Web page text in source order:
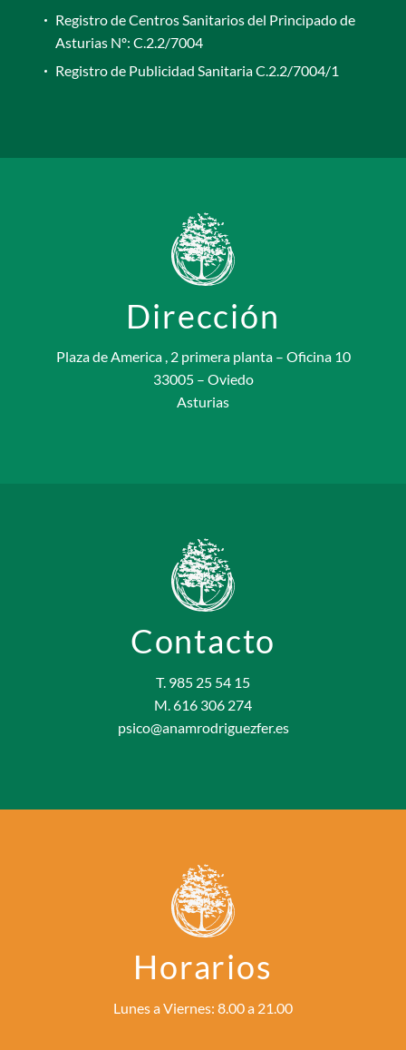
Registro de Centros Sanitarios del Principado de
Asturias Nº: C.2.2/7004
Registro de Publicidad Sanitaria C.2.2/7004/1
Dirección
Plaza de America , 2 primera planta – Oficina 10
33005 – Oviedo
Asturias
Contacto
T. 985 25 54 15
M. 616 306 274
psico@anamrodriguezfer.es
Horarios
Lunes a Viernes: 8.00 a 21.00